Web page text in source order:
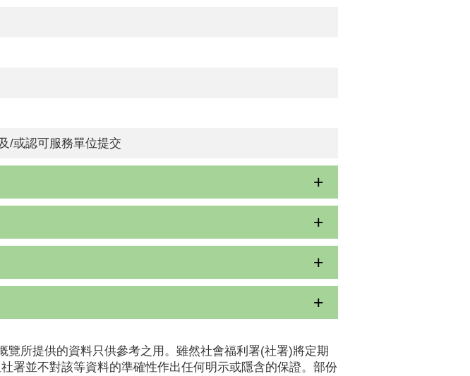
/或認可服務單位提交
所提供的資料只供參考之用。雖然社會福利署(社署)將定期
署並不對該等資料的準確性作出任何明示或隱含的保證。部份